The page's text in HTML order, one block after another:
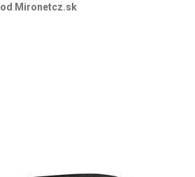
od Mironetcz.sk